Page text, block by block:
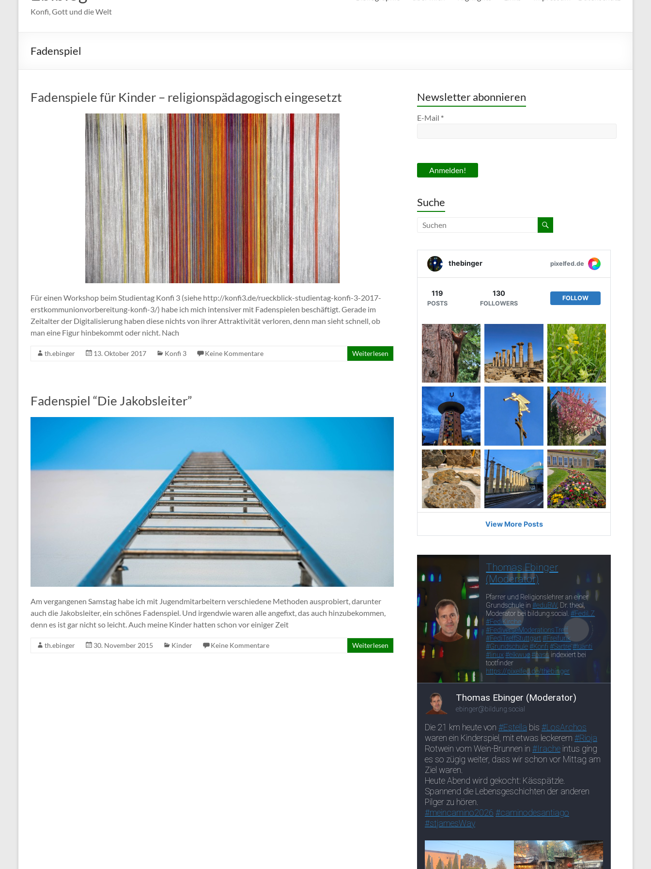
Konfi, Gott und die Welt
Fadenspiel
Fadenspiele für Kinder – religionspädagogisch eingesetzt
Für einen Workshop beim Studientag Konfi 3 (siehe http://konfi3.de/rueckblick-studientag-konfi-3-2017-
erstkommunionvorbereitung-konfi-3/) habe ich mich intensiver mit Fadenspielen beschäftigt. Gerade im
Zeitalter der Digitalisierung haben diese nichts von ihrer Attraktivität verloren, denn man sieht schnell, ob
man eine Figur hinbekommt oder nicht. Nach
th.ebinger 13. Oktober 2017 Konfi 3 Keine Kommentare Weiterlesen
Fadenspiel “Die Jakobsleiter”
Am vergangenen Samstag habe ich mit Jugendmitarbeitern verschiedene Methoden ausprobiert, darunter
auch die Jakobsleiter, ein schönes Fadenspiel. Und irgendwie waren alle angefixt, das auch hinzubekommen,
denn es ist gar nicht so leicht. Auch meine Kinder hatten schon vor einiger Zeit
th.ebinger 30. November 2015 Kinder Keine Kommentare Weiterlesen
Newsletter abonnieren
E-Mail *
Suche